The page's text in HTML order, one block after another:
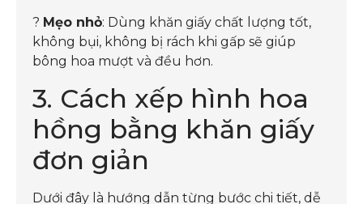
? Mẹo nhỏ: Dùng khăn giấy chất lượng tốt,
không bụi, không bị rách khi gấp sẽ giúp
bông hoa mượt và đều hơn.
3. Cách xếp hình hoa
hồng bằng khăn giấy
đơn giản
Dưới đây là hướng dẫn từng bước chi tiết, dễ